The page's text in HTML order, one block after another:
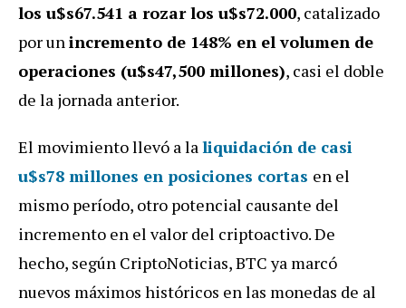
los u$s67.541 a rozar los u$s72.000, catalizado
por unincremento de 148% en el volumen de
operaciones (u$s47,500 millones), casi el doble
de la jornada anterior.
El movimiento llevó a laliquidación de casi
u$s78 millones en posiciones cortas en el
mismo período, otro potencial causante del
incremento en el valor del criptoactivo. De
hecho, según CriptoNoticias,BTC ya marcó
nuevos máximos históricos en las monedas de al